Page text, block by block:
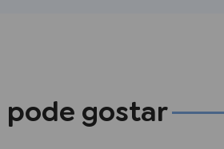
pode gostar